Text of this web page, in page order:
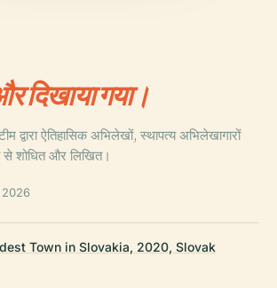
दिखाया गया।
द्वारा ऐतिहासिक अभिलेखों, स्थापत्य अभिलेखागारों
से शोधित और लिखित।
2026
Town in Slovakia, 2020, Slovak